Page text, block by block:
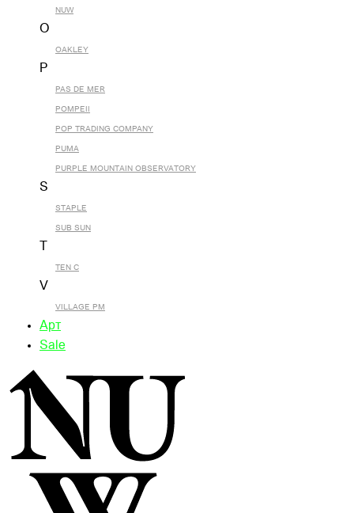
NUW
O
OAKLEY
P
PAS DE MER
POMPEII
POP TRADING COMPANY
PUMA
PURPLE MOUNTAIN OBSERVATORY
S
STAPLE
SUB SUN
TEN C
V
VILLAGE PM
Арт
Sale